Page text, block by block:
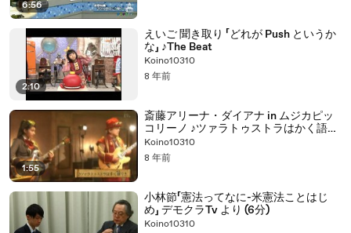
6:56
2:10
えいご 聞き取り 「どれが Push というか
な」 ♪The Beat
Koino10310
8 年前
1:55
斎藤アリーナ・ダイアナ in ムジカピッ
コリーノ ♪ツァラトゥストラはかく語り
き
Koino10310
8 年前
小林節「憲法ってなに-米憲法ことはじ
め」 デモクラTv より (6分)
Koino10310